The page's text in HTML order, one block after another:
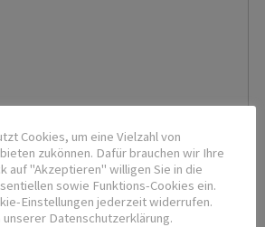
Cookies, um eine Vielzahl von
zukönnen. Dafür brauchen wir Ihre
auf "Akzeptieren" willigen Sie in die
sowie Funktions-Cookies ein.
Einstellungen jederzeit widerrufen.
unserer Datenschutzerklärung.